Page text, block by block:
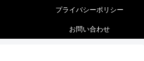
プライバシーポリシー
お問い合わせ